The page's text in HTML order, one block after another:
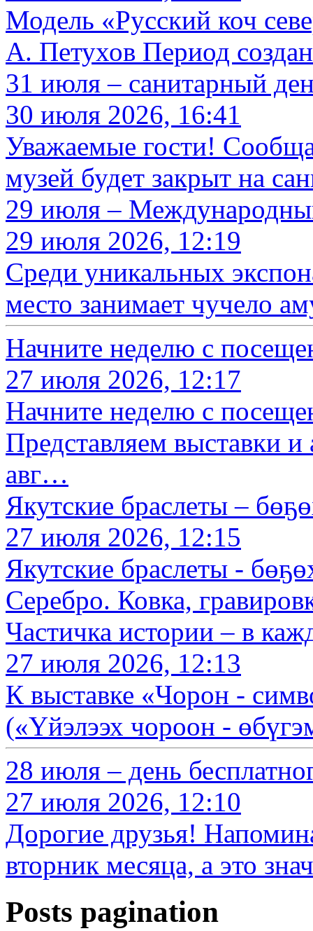
Модель «Русский коч
А. Петухов Период
31 июля – санитарный
30 июля 2026, 16:41
Уважаемые гости!
музей будет закрыт на
29 июля –
29 июля 2026, 12:19
Среди уникальных
место занимает чучело
Начните неделю с
27 июля 2026, 12:17
Начните неделю с
Представляем выставки
авг…
Якутские браслеты –
27 июля 2026, 12:15
Якутские браслеты -
Серебро. Ковка,
Частичка истории – в
27 июля 2026, 12:13
К выставке «Чорон -
(«Үйэлээх чороон -
28 июля – день
27 июля 2026, 12:10
Дорогие друзья!
вторник месяца, а это
Posts pagination